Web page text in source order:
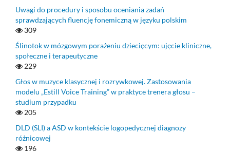
Uwagi do procedury i sposobu oceniania zadań
sprawdzających fluencję fonemiczną w języku polskim
309
Ślinotok w mózgowym porażeniu dziecięcym: ujęcie kliniczne,
społeczne i terapeutyczne
229
Głos w muzyce klasycznej i rozrywkowej. Zastosowania
modelu „Estill Voice Training” w praktyce trenera głosu –
studium przypadku
205
DLD (SLI) a ASD w kontekście logopedycznej diagnozy
różnicowej
196